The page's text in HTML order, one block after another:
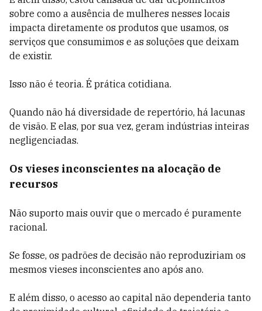
sobre como a ausência de mulheres nesses locais
impacta diretamente os produtos que usamos, os
serviços que consumimos e as soluções que deixam
de existir.
Isso não é teoria. É prática cotidiana.
Quando não há diversidade de repertório, há lacunas
de visão. E elas, por sua vez, geram indústrias inteiras
negligenciadas.
Os vieses inconscientes na alocação de
recursos
Não suporto mais ouvir que o mercado é puramente
racional.
Se fosse, os padrões de decisão não reproduziriam os
mesmos vieses inconscientes ano após ano.
E além disso, o acesso ao capital não dependeria tanto